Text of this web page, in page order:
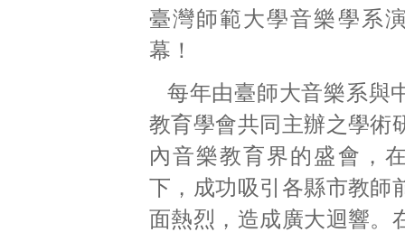
臺灣師範大學音樂學系
幕！
每年由臺師大音樂系與
教育學會共同主辦之學術
內音樂教育界的盛會，
下，成功吸引各縣市教師
面熱烈，造成廣大迴響。